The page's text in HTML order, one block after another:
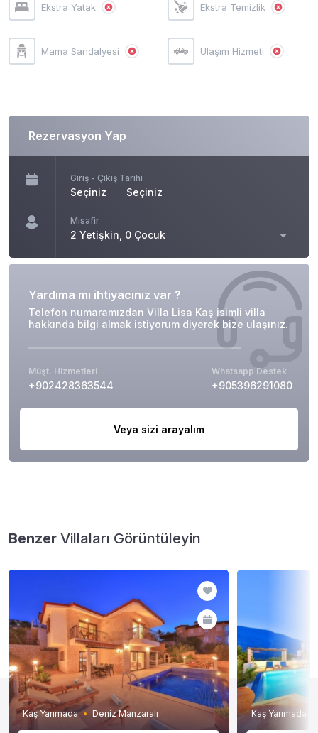
Rezervasyon Yap
Giriş - Çıkış Tarihi
Seçiniz Seçiniz
Misafir
2 Yetişkin, 0 Çocuk
Yardıma mı ihtiyacınız var ?
Telefon numaramızdan Villa Lisa Kaş isimli villa
hakkında bilgi almak istiyorum diyerek bize ulaşınız.
Müşt. Hizmetleri
+902428363544
Whatsapp Destek
+905396291080
Veya sizi arayalım
Ekstra Yatak Ekstra Temizlik
Mama Sandalyesi Ulaşım Hizmeti
Benzer Villaları Görüntüleyin
Kaş Yarımada Deniz Manzaralı Kaş Yarımada